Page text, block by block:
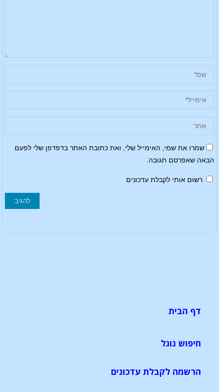
שמרו את שמי, האימייל שלי, ואת כתובת האתר בדפדפן שלי לפעם
הבאה שאפרסם תגובה.
רשום אותי לקבלת עדכונים
דף הבית
חיפוש גוגל
הרשמה לקבלת עדכונים